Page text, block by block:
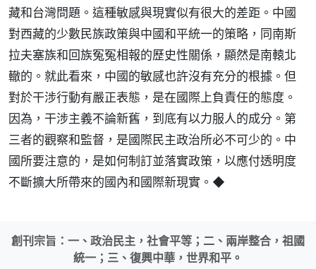
藏和台灣問題。這種敏感與現實似有很大的差距。中國
對西藏的少數民族政策與中國和平統一的策略，同南斯
拉夫塞族和回族冤冤相報的歷史性關係，顯然是南轅北
轍的。就此看來，中國的敏感也許沒有充分的根據。但
對於干涉行動有嚴正表態，是在國際上負責任的態度。
因為，干涉主義不論新舊，到底有以力服人的成分。第
三者的觀察和監督，是國際民主政治所必不可少的。中
國所要注意的，是如何制訂並落實政策，以應付透明度
不斷擴大所帶來的國內和國際新現實。◆
創刊宗旨：一、政治民主，社會平等；二、兩岸整合，祖國
統一；三、復興中華，世界和平。